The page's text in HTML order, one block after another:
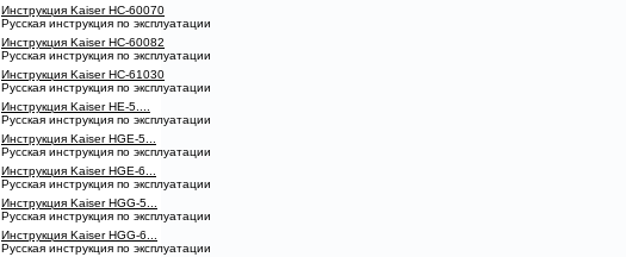
Инструкция Kaiser HC-60070
Русская инструкция по эксплуатации
Инструкция Kaiser HC-60082
Русская инструкция по эксплуатации
Инструкция Kaiser HC-61030
Русская инструкция по эксплуатации
Инструкция Kaiser HE-5....
Русская инструкция по эксплуатации
Инструкция Kaiser HGE-5...
Русская инструкция по эксплуатации
Инструкция Kaiser HGE-6...
Русская инструкция по эксплуатации
Инструкция Kaiser HGG-5...
Русская инструкция по эксплуатации
Инструкция Kaiser HGG-6...
Русская инструкция по эксплуатации